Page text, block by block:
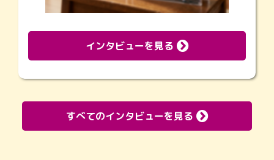
インタビューを見る
すべてのインタビューを見る